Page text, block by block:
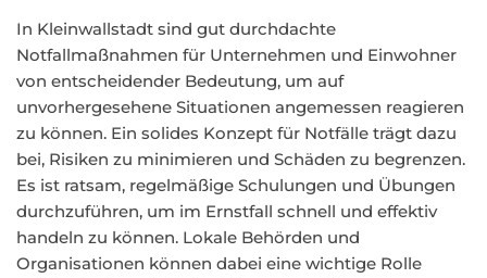
In Kleinwallstadt sind gut durchdachte
Notfallmaßnahmen für Unternehmen und Einwohner
von entscheidender Bedeutung, um auf
unvorhergesehene Situationen angemessen reagieren
zu können. Ein solides Konzept für Notfälle trägt dazu
bei, Risiken zu minimieren und Schäden zu begrenzen.
Es ist ratsam, regelmäßige Schulungen und Übungen
durchzuführen, um im Ernstfall schnell und effektiv
handeln zu können. Lokale Behörden und
Organisationen können dabei eine wichtige Rolle